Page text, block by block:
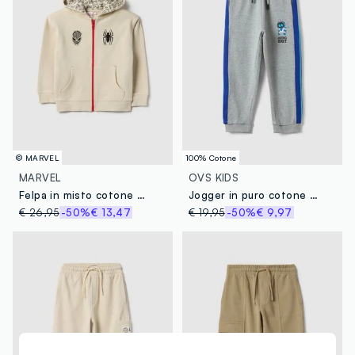
© MARVEL
MARVEL
Felpa in misto cotone beige da bambino con stampa Spider-Man
€ 26,95-50%€ 13,47
100% Cotone
OVS KIDS
Jogger in puro cotone a righe multicolor da bambino regular fit
€ 19,95 -50%€ 9,97